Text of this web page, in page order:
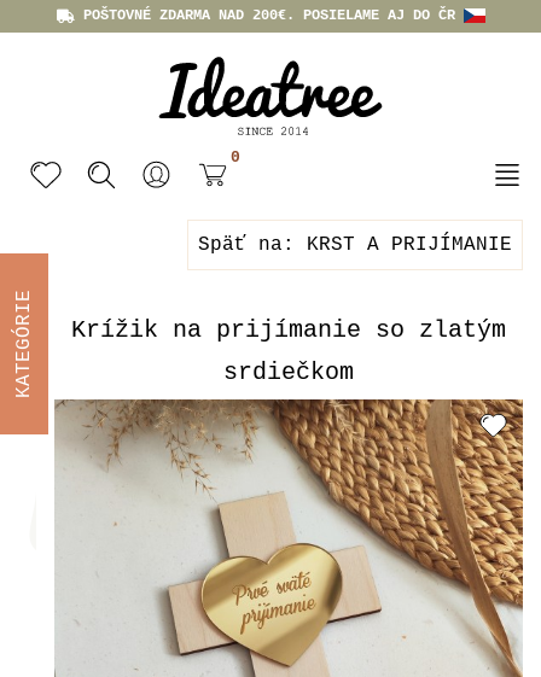
POŠTOVNÉ ZDARMA NAD 200€. POSIELAME AJ DO ČR
0
Späť na: KRST A PRIJÍMANIE
Krížik na prijímanie so zlatým
srdiečkom
KATEGÓRIE